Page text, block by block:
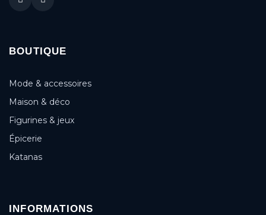
BOUTIQUE
Mode & accessoires
Maison & déco
Figurines & jeux
Épicerie
Katanas
INFORMATIONS